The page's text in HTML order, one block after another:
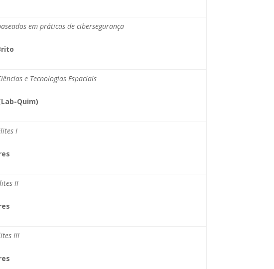
em práticas de cibersegurança
e Tecnologias Espaciais
Quim)
I
II
III